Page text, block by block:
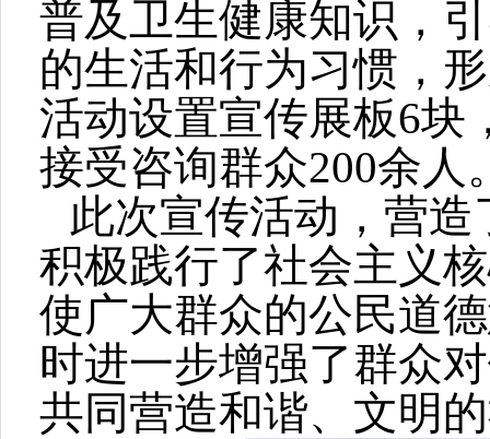
普及卫生健康知识，
的生活和行为习惯，
活动设置宣传展板6块
接受咨询群众200余人
此次宣传活动，营
积极践行了社会主义
使广大群众的公民道
时进一步增强了群众
共同营造和谐、文明